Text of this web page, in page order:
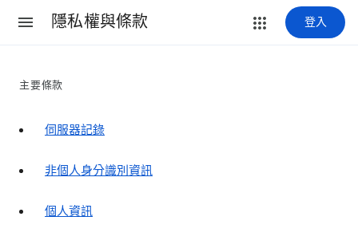
隱私權與條款 登入
主要條款
伺服器記錄
非個人身分識別資訊
個人資訊